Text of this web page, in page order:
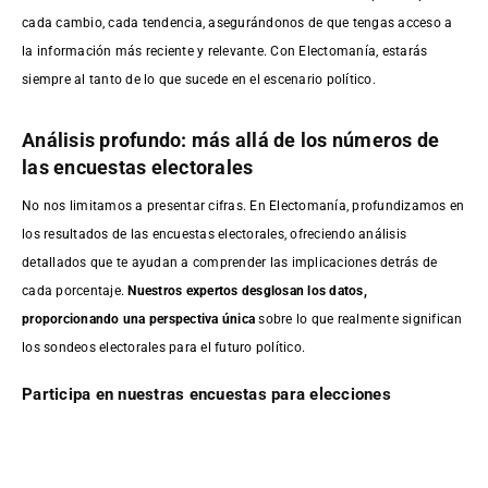
cada cambio, cada tendencia, asegurándonos de que tengas acceso a
la información más reciente y relevante. Con Electomanía, estarás
siempre al tanto de lo que sucede en el escenario político.
Análisis profundo: más allá de los números de
las encuestas electorales
No nos limitamos a presentar cifras. En Electomanía, profundizamos en
los resultados de las encuestas electorales, ofreciendo análisis
detallados que te ayudan a comprender las implicaciones detrás de
cada porcentaje.Nuestros expertos desglosan los datos,
proporcionando una perspectiva única sobre lo que realmente significan
los sondeos electorales para el futuro político.
Participa en nuestras encuestas para elecciones